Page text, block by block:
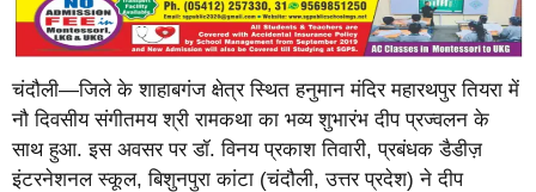
चंदौली—जिले के शाहाबगंज क्षेत्र स्थित हनुमान मंदिर महारथपुर तियरा में
नौ दिवसीय संगीतमय श्री रामकथा का भव्य शुभारंभ दीप प्रज्वलन के
साथ हुआ. इस अवसर पर डॉ. विनय प्रकाश तिवारी, प्रबंधक डैडीज़
इंटरनेशनल स्कूल, बिशुनपुरा कांटा (चंदौली, उत्तर प्रदेश) ने दीप